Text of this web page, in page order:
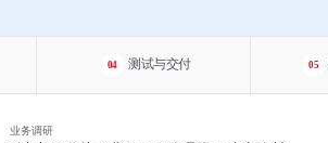
04 测试与交付 05
业务调研